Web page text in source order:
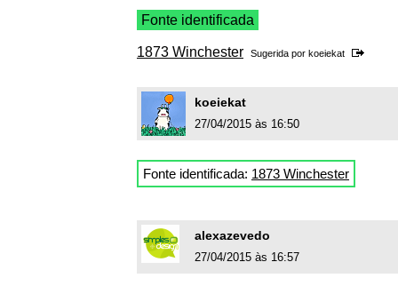
Fonte identificada
1873 Winchester Sugerida por koeiekat
koeiekat
27/04/2015 às 16:50
Fonte identificada: 1873 Winchester
alexazevedo
27/04/2015 às 16:57